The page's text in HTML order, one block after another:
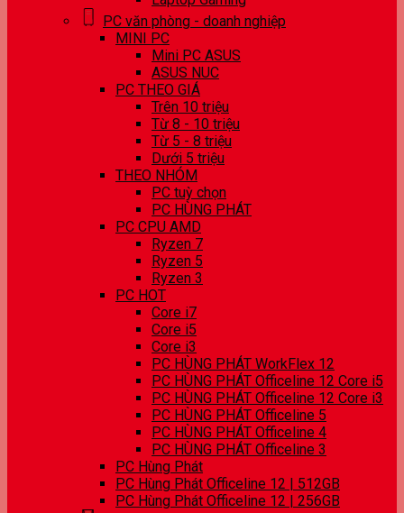
PC văn phòng - doanh nghiệp
MINI PC
Mini PC ASUS
ASUS NUC
PC THEO GIÁ
Trên 10 triệu
Từ 8 - 10 triệu
Từ 5 - 8 triệu
Dưới 5 triệu
THEO NHÓM
PC tuỳ chọn
PC HÙNG PHÁT
PC CPU AMD
Ryzen 7
Ryzen 5
Ryzen 3
PC HOT
Core i7
Core i5
Core i3
PC HÙNG PHÁT WorkFlex 12
PC HÙNG PHÁT Officeline 12 Core i5
PC HÙNG PHÁT Officeline 12 Core i3
PC HÙNG PHÁT Officeline 5
PC HÙNG PHÁT Officeline 4
PC HÙNG PHÁT Officeline 3
PC Hùng Phát
PC Hùng Phát Officeline 12 | 512GB
PC Hùng Phát Officeline 12 | 256GB